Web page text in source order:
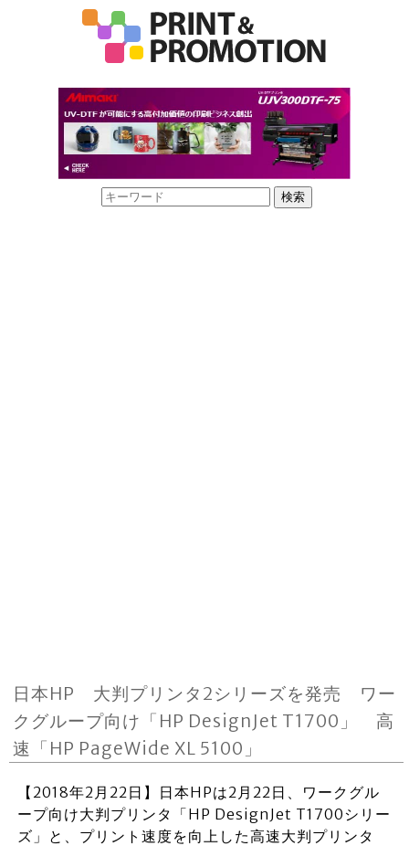
日本HP 大判プリンタ2シリーズを発売 ワー
クグループ向け「HP DesignJet T1700」 高
速「HP PageWide XL 5100」
【2018年2月22日】日本HPは2月22日、ワークグル
ープ向け大判プリンタ「HP DesignJet T1700シリー
ズ」と、プリント速度を向上した高速大判プリンタ